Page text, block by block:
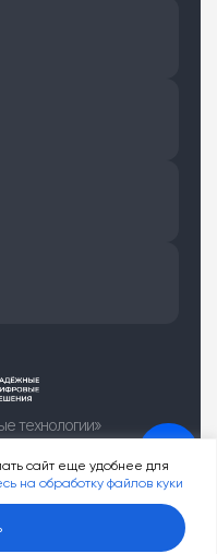
сайт еще удобнее для
на обработку файлов куки
Профиль Меню
технологии»